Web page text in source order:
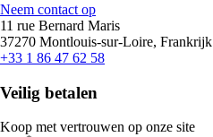
Neem contact op
11 rue Bernard Maris
37270 Montlouis-sur-Loire, Frankrijk
+33 1 86 47 62 58
Veilig betalen
Koop met vertrouwen op onze site